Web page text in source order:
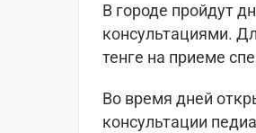
В городе пройдут
консультациями.
тенге на приеме
Во время дней
консультации